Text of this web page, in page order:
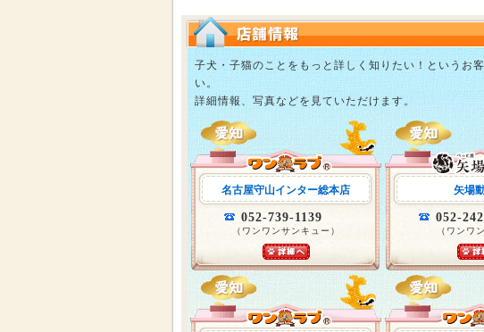
子犬・子猫のことをもっと詳しく知りたい！というお
い。
詳細情報、写真などを見ていただけます。
名古屋守山インター総本店
052-739-1139
（ワンワンサンキュー）
矢場
052-
（ワンワ